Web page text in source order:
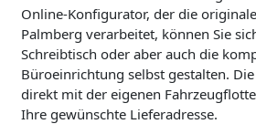
Online-Konfigurator, der die
Palmberg verarbeitet, können Sie
Schreibtisch oder aber auch die
Büroeinrichtung selbst gestalten.
direkt mit der eigenen
Ihre gewünschte Lieferadresse.